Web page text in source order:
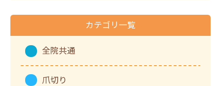
カテゴリ一覧
全院共通
爪切り